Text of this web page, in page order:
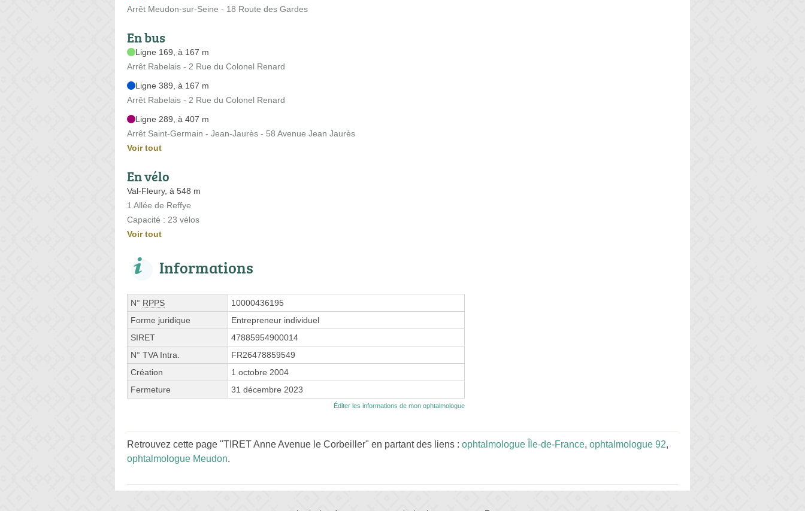
Arrêt Meudon-sur-Seine - 18 Route des Gardes
En bus
Ligne 169, à 167 m
Arrêt Rabelais - 2 Rue du Colonel Renard
Ligne 389, à 167 m
Arrêt Rabelais - 2 Rue du Colonel Renard
Ligne 289, à 407 m
Arrêt Saint-Germain - Jean-Jaurès - 58 Avenue Jean Jaurès
Voir tout
En vélo
Val-Fleury, à 548 m
1 Allée de Reffye
Capacité : 23 vélos
Voir tout
Informations
N° RPPS
10000436195
Forme juridique
Entrepreneur individuel
SIRET
47885954900014
N° TVA Intra.
FR26478859549
Création
1 octobre 2004
Fermeture
31 décembre 2023
Éditer les informations de mon ophtalmologue
Retrouvez cette page "TIRET Anne Avenue le Corbeiller" en partant des liens : ophtalmologue Île-de-France, ophtalmologue 92,
ophtalmologue Meudon.